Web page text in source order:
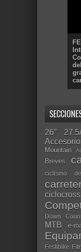
26"
Mountain
Breves
ciclismo
ciclocross
Down
MTB
e-
Festibike